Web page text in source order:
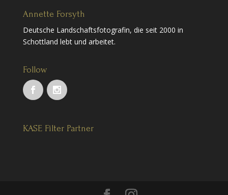
Annette Forsyth
Deutsche Landschaftsfotografin, die seit 2000 in
Schottland lebt und arbeitet.
Follow
KASE Filter Partner